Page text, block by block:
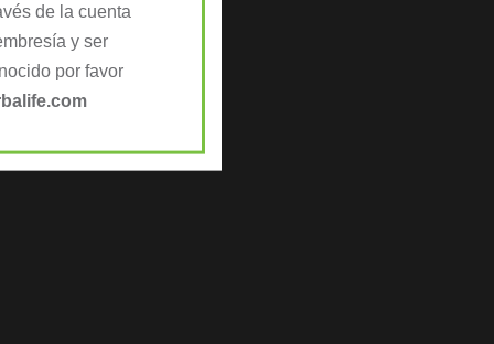
de la cuenta
y ser
por favor